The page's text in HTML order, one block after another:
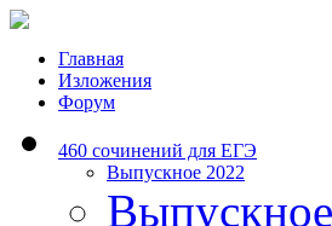
Главная
Изложения
Форум
460 сочинений для ЕГЭ
Выпускное 2022